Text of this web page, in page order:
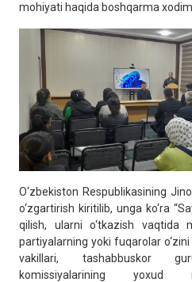
mohiyati haqida boshqarma
O‘zbekiston Respublikasining
o‘zgartirish kiritilib, unga ko‘ra
qilish, ularni o‘tkazish vaqtida
partiyalarning yoki fuqarolar
vakillari, tashabbuskor
komissiyalarining yoxud